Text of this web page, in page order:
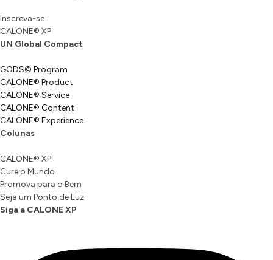
Inscreva-se
CALONE® XP
UN Global Compact
GODS© Program
CALONE® Product
CALONE® Service
CALONE® Content
CALONE® Experience
Colunas
CALONE® XP
Cure o Mundo
Promova para o Bem
Seja um Ponto de Luz
Siga a CALONE XP